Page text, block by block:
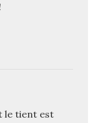
le tient est